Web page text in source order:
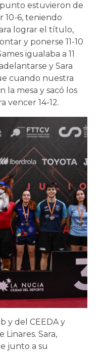
estuvieron de
10-6, teniendo
lograr el título,
y ponerse 11-10
igualaba a 11
y Sara
cuando nuestra
la mesa y sacó los
vencer 14-12.
y del CEEDA y
Sara,
junto a su